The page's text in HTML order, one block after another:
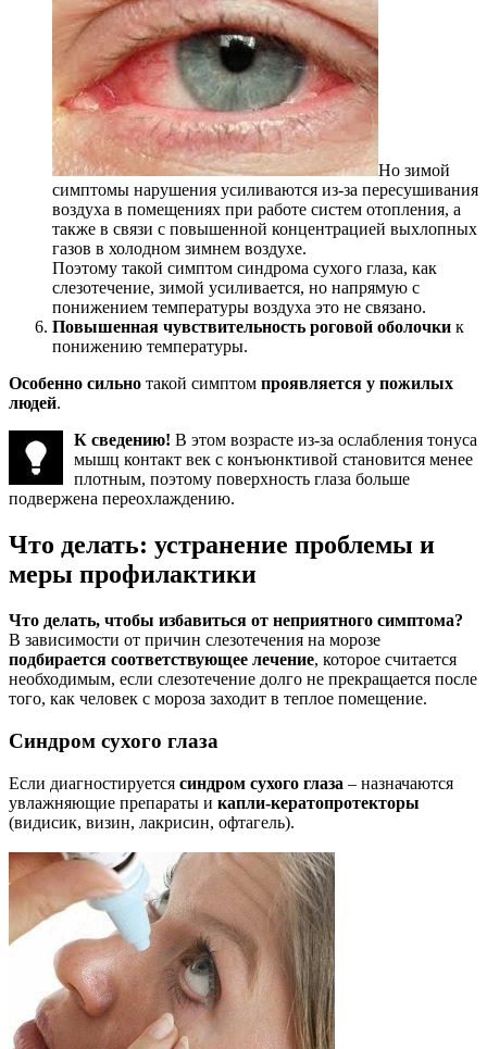
Но зимой
симптомы нарушения усиливаются из-за пересушивания
воздуха в помещениях при работе систем отопления, а
также в связи с повышенной концентрацией выхлопных
газов в холодном зимнем воздухе.
Поэтому такой симптом синдрома сухого глаза, как
слезотечение, зимой усиливается, но напрямую с
понижением температуры воздуха это не связано.
Повышенная чувствительность роговой оболочки к
понижению температуры.
Особенно сильно такой симптом проявляется у пожилых
людей.
К сведению! В этом возрасте из-за ослабления тонуса
мышц контакт век с конъюнктивой становится менее
плотным, поэтому поверхность глаза больше
подвержена переохлаждению.
Что делать: устранение проблемы и
меры профилактики
Что делать, чтобы избавиться от неприятного симптома?
В зависимости от причин слезотечения на морозе
подбирается соответствующее лечение, которое считается
необходимым, если слезотечение долго не прекращается после
того, как человек с мороза заходит в теплое помещение.
Синдром сухого глаза
Если диагностируется синдром сухого глаза – назначаются
увлажняющие препараты и капли-кератопротекторы
(видисик, визин, лакрисин, офтагель).